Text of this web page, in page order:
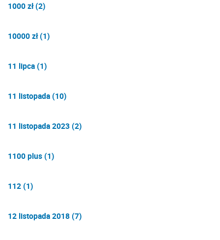
1000 zł (2)
10000 zł (1)
11 lipca (1)
11 listopada (10)
11 listopada 2023 (2)
1100 plus (1)
112 (1)
12 listopada 2018 (7)